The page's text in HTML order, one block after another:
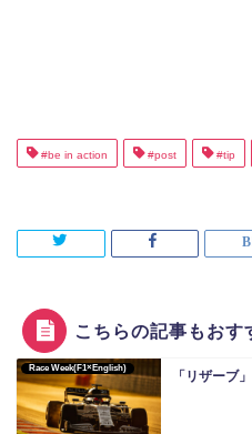
#be in action #post #tip
こちらの記事もおす
Race Week(F1×English)
「リザーブ